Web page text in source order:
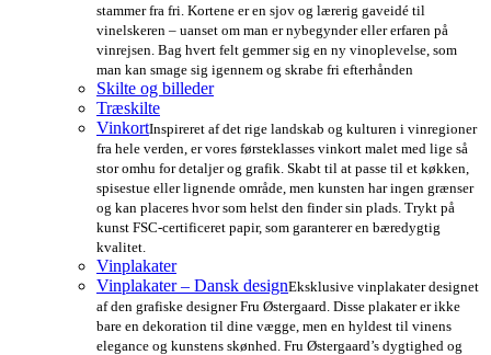
stammer fra fri. Kortene er en sjov og lærerig gaveidé til
vinelskeren – uanset om man er nybegynder eller erfaren på
vinrejsen. Bag hvert felt gemmer sig en ny vinoplevelse, som
man kan smage sig igennem og skrabe fri efterhånden
Skilte og billeder
Træskilte
VinkortInspireret af det rige landskab og kulturen i vinregioner
fra hele verden, er vores førsteklasses vinkort malet med lige så
stor omhu for detaljer og grafik. Skabt til at passe til et køkken,
spisestue eller lignende område, men kunsten har ingen grænser
og kan placeres hvor som helst den finder sin plads. Trykt på
kunst FSC-certificeret papir, som garanterer en bæredygtig
kvalitet.
Vinplakater
Vinplakater – Dansk designEksklusive vinplakater designet
af den grafiske designer Fru Østergaard. Disse plakater er ikke
bare en dekoration til dine vægge, men en hyldest til vinens
elegance og kunstens skønhed. Fru Østergaard’s dygtighed og